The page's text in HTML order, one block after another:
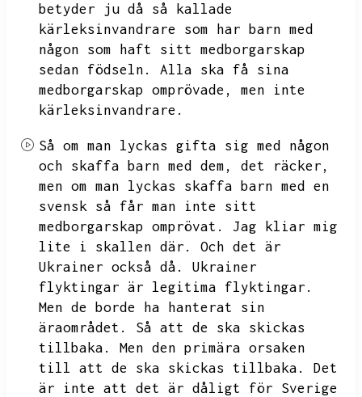
betyder ju då så kallade
kärleksinvandrare som har barn med
någon som haft sitt medborgarskap
sedan födseln.
Alla ska få sina
medborgarskap omprövade,
men inte
kärleksinvandrare.
Så om man lyckas gifta sig med någon
och skaffa barn med dem,
det räcker,
men om man lyckas skaffa barn med en
svensk så får man inte sitt
medborgarskap omprövat.
Jag kliar mig
lite i skallen där.
Och det är
Ukrainer också då.
Ukrainer
flyktingar är legitima flyktingar.
Men de borde ha hanterat sin
äraområdet.
Så att de ska skickas
tillbaka.
Men den primära orsaken
till att de ska skickas tillbaka.
Det
är inte att det är dåligt för Sverige